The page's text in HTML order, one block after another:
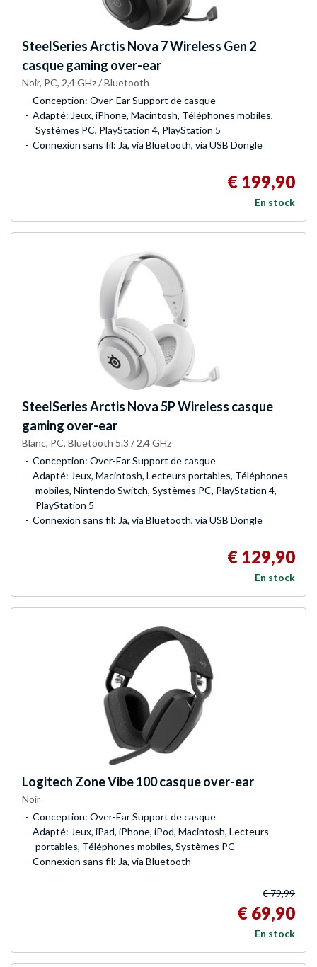
SteelSeriesArctis Nova 7 Wireless Gen 2
casque gaming over-ear
Noir, PC, 2,4 GHz / Bluetooth
Conception: Over-Ear Support de casque
Adapté: Jeux, iPhone, Macintosh, Téléphones mobiles,
Systèmes PC, PlayStation 4, PlayStation 5
Connexion sans fil: Ja, via Bluetooth, via USB Dongle
€ 199,90
En stock
SteelSeriesArctis Nova 5P Wireless casque
gaming over-ear
Blanc, PC, Bluetooth 5.3 / 2.4 GHz
Conception: Over-Ear Support de casque
Adapté: Jeux, Macintosh, Lecteurs portables, Téléphones
mobiles, Nintendo Switch, Systèmes PC, PlayStation 4,
PlayStation 5
Connexion sans fil: Ja, via Bluetooth, via USB Dongle
€ 129,90
En stock
Logitech Zone Vibe 100 casque over-ear
Noir
Conception: Over-Ear Support de casque
Adapté: Jeux, iPad, iPhone, iPod, Macintosh, Lecteurs
portables, Téléphones mobiles, Systèmes PC
Connexion sans fil: Ja, via Bluetooth
€ 79,99
€ 69,90
En stock